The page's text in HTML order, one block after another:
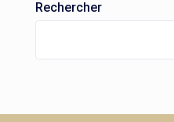
Rechercher